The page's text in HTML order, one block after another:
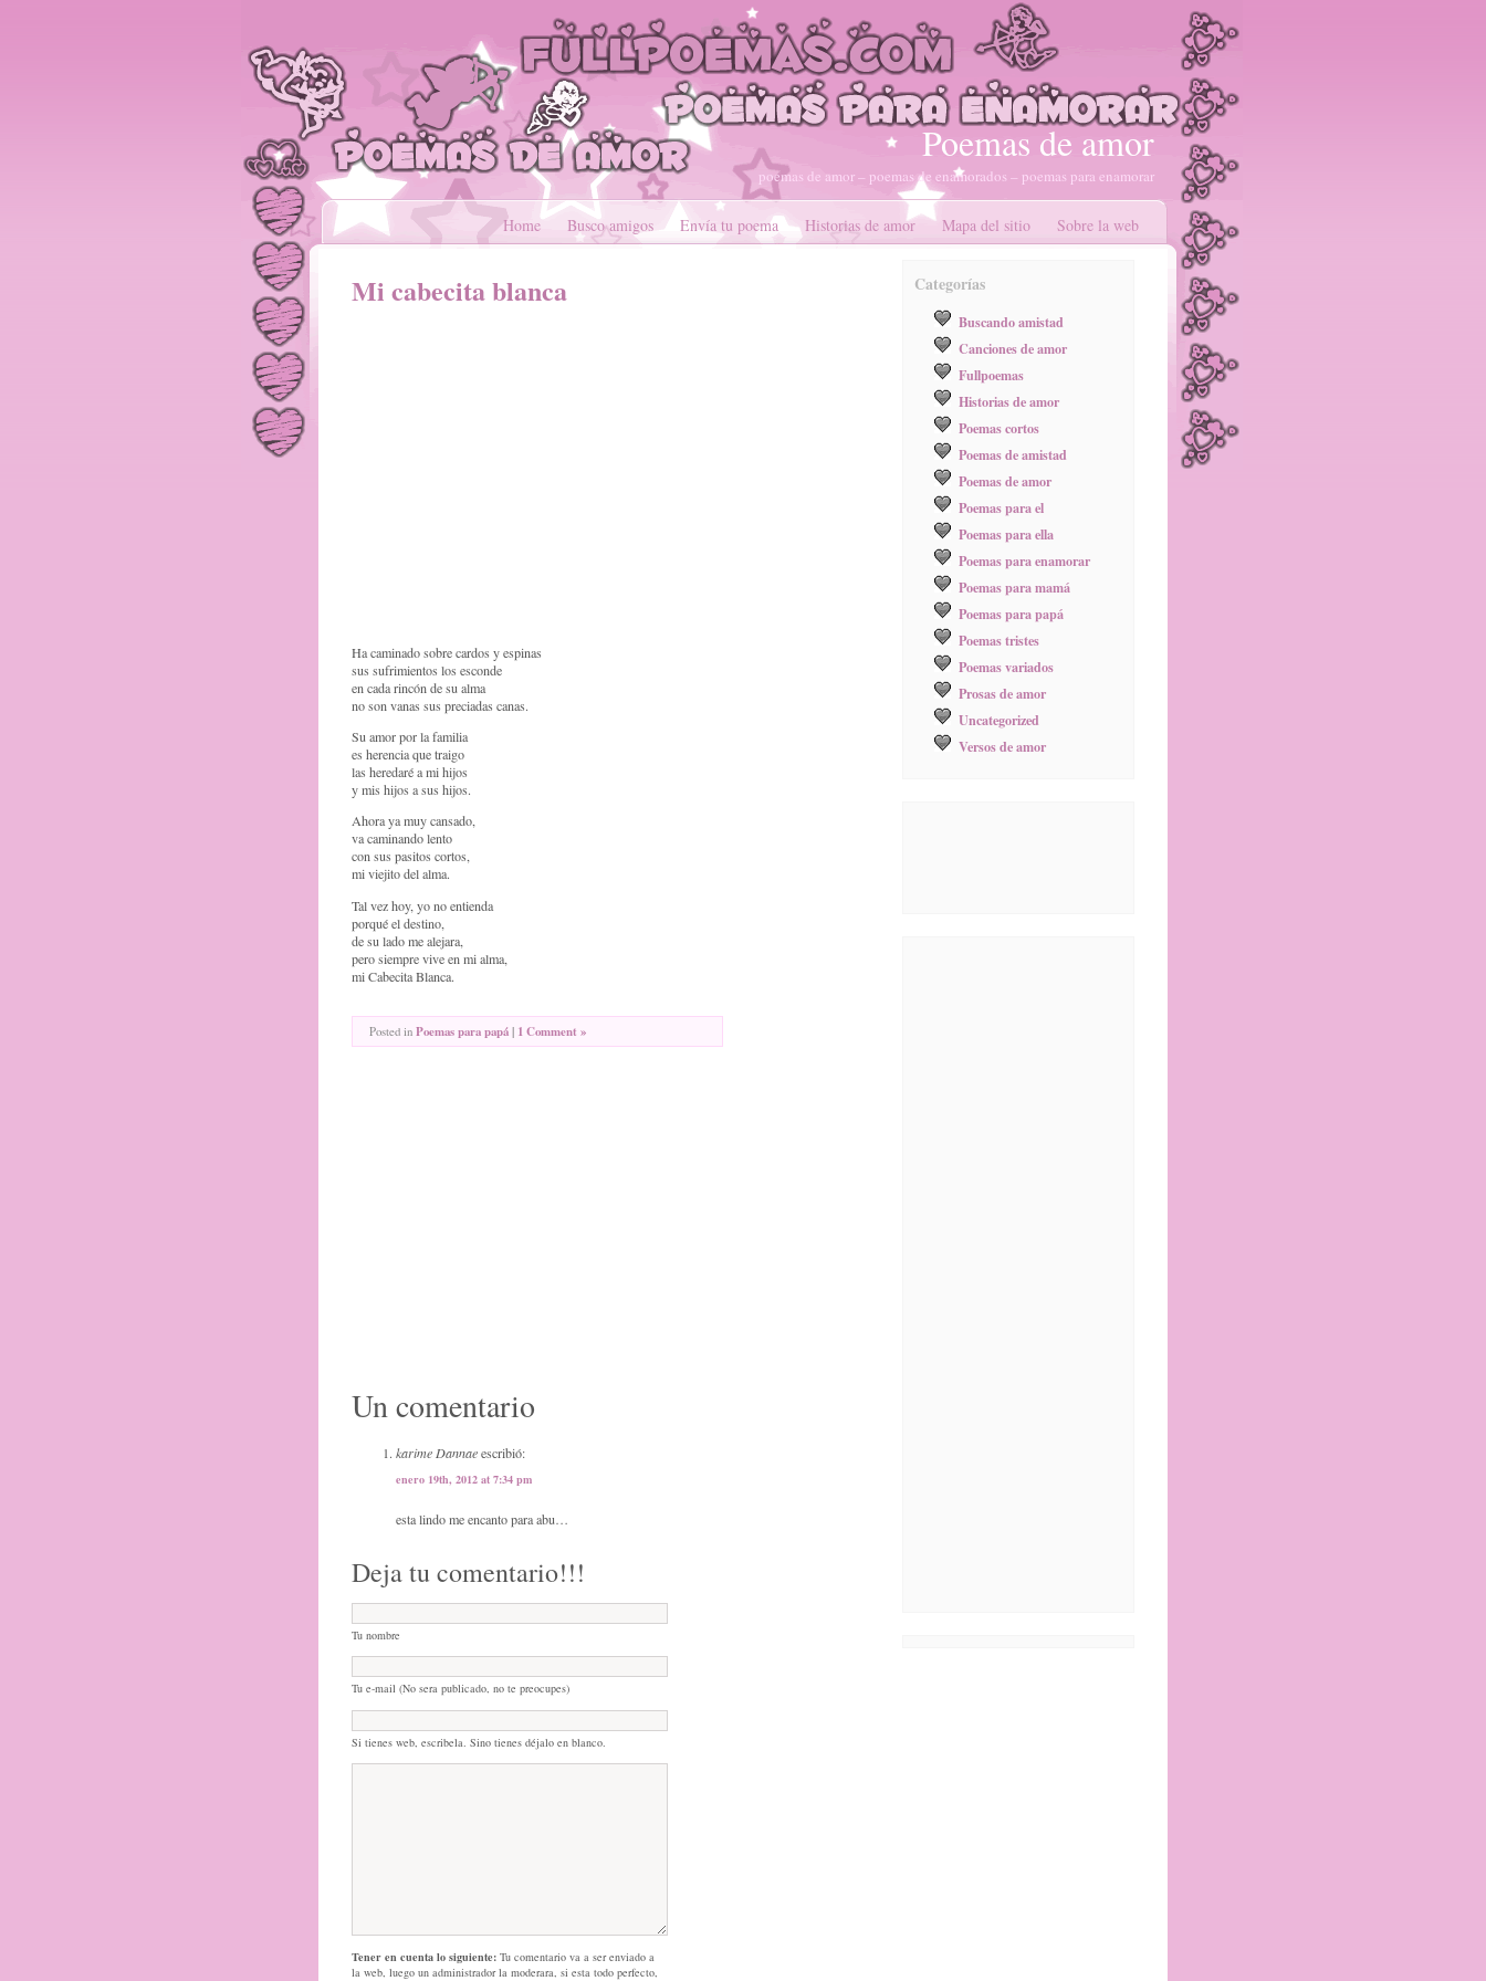
Poemas de amor
poemas de amor – poemas de enamorados – poemas para enamorar
Home Busco amigos Envía tu poema Historias de amor Mapa del sitio Sobre la web
Mi cabecita blanca
Ha caminado sobre cardos y espinas
sus sufrimientos los esconde
en cada rincón de su alma
no son vanas sus preciadas canas.
Su amor por la familia
es herencia que traigo
las heredaré a mi hijos
y mis hijos a sus hijos.
Ahora ya muy cansado,
va caminando lento
con sus pasitos cortos,
mi viejito del alma.
Tal vez hoy, yo no entienda
porqué el destino,
de su lado me alejara,
pero siempre vive en mi alma,
mi Cabecita Blanca.
Posted in Poemas para papá| 1 Comment »
Un comentario
karime Dannaeescribió:
enero 19th, 2012 at 7:34 pm
esta lindo me encanto para abu…
Deja tu comentario!!!
Tu nombre
Tu e-mail (No sera publicado, no te preocupes)
Si tienes web, escribela. Sino tienes déjalo en blanco.
Tener en cuenta lo siguiente: Tu comentario va a ser enviado a
la web, luego un administrador la moderara, si esta todo perfecto,
Categorías
Buscando amistad
Canciones de amor
Fullpoemas
Historias de amor
Poemas cortos
Poemas de amistad
Poemas de amor
Poemas para el
Poemas para ella
Poemas para enamorar
Poemas para mamá
Poemas para papá
Poemas tristes
Poemas variados
Prosas de amor
Uncategorized
Versos de amor